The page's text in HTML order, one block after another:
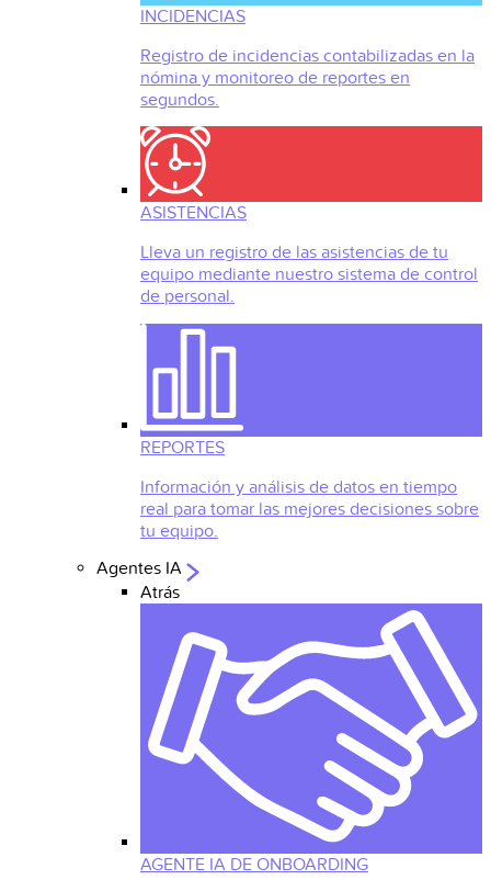
INCIDENCIAS
Registro de incidencias contabilizadas en la
nómina y monitoreo de reportes en
segundos.
ASISTENCIAS
Lleva un registro de las asistencias de tu
equipo mediante nuestro sistema de control
de personal.
REPORTES
Información y análisis de datos en tiempo
real para tomar las mejores decisiones sobre
tu equipo.
Agentes IA
Atrás
AGENTE IA DE ONBOARDING